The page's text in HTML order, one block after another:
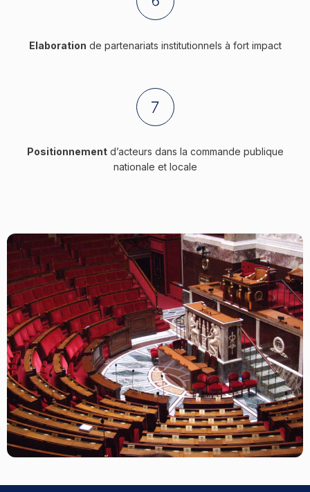
Elaboration de partenariats institutionnels à fort impact
Positionnementd’acteurs dans la commande publique
nationale et locale